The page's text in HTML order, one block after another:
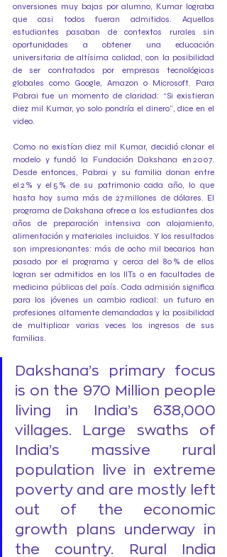
onversiones muy bajas por alumno, Kumar lograba
que casi todos fueran admitidos. Aquellos
estudiantes pasaban de contextos rurales sin
oportunidades a obtener una educación
universitaria de altísima calidad, con la posibilidad
de ser contratados por empresas tecnológicas
globales como Google, Amazon o Microsoft. Para
Pabrai fue un momento de claridad: “Si existieran
diez mil Kumar, yo solo pondría el dinero”, dice en el
video.
Como no existían diez mil Kumar, decidió clonar el
modelo y fundó la Fundación Dakshana en 2007.
Desde entonces, Pabrai y su familia donan entre
el 2 % y el 5 % de su patrimonio cada año, lo que
hasta hoy suma más de 27 millones de dólares. El
programa de Dakshana ofrece a los estudiantes dos
años de preparación intensiva con alojamiento,
alimentación y materiales incluidos. Y los resultados
son impresionantes: más de ocho mil becarios han
pasado por el programa y cerca del 80 % de ellos
logran ser admitidos en los IITs o en facultades de
medicina públicas del país. Cada admisión significa
para los jóvenes un cambio radical: un futuro en
profesiones altamente demandadas y la posibilidad
de multiplicar varias veces los ingresos de sus
familias.
Dakshana’s primary focus
is on the 970 Million people
living in India’s 638,000
villages. Large swaths of
India’s massive rural
population live in extreme
poverty and are mostly left
out of the economic
growth plans underway in
the country. Rural India